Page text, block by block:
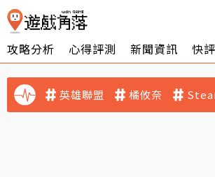
攻略分析 心得評測 新聞資訊 快
英雄聯盟 橘攸奈